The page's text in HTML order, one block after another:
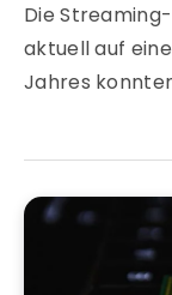
Die
aktuell auf
Jahres